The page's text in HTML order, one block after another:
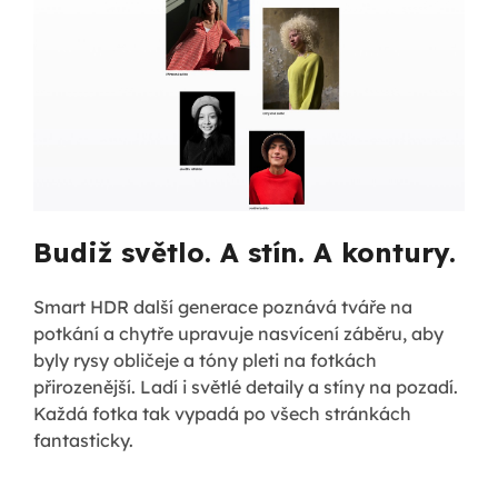
Budiž světlo. A stín. A kontury.
Smart HDR další generace poznává tváře na
potkání a chytře upravuje nasvícení záběru, aby
byly rysy obličeje a tóny pleti na fotkách
přirozenější. Ladí i světlé detaily a stíny na pozadí.
Každá fotka tak vypadá po všech stránkách
fantasticky.